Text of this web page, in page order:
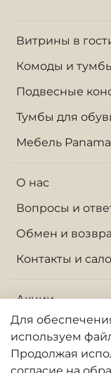
Витрины в
Комоды и
Подвесные
Тумбы для
Мебель
О нас
Вопросы и
Обмен и
Контакты и
Акции
Доставка по
Доставка по
Для
используем
Продолжая